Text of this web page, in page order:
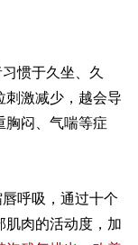
惯于久坐、久
刺激减少，越会导
胸闷、气喘等症
唇呼吸，通过十个
肌肉的活动度，加